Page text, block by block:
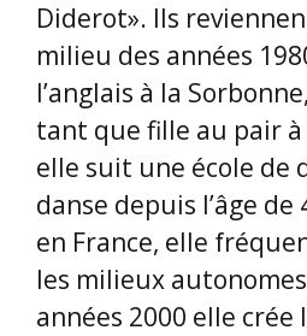
Diderot». Ils
milieu des années
l’anglais à la
tant que fille au pair à
elle suit une école de
danse depuis l’âge
en France, elle
les milieux
années 2000 elle crée